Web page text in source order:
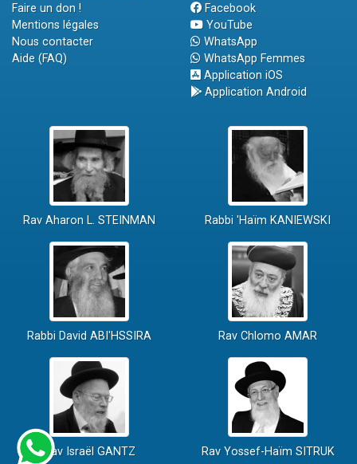
Faire un don !
Mentions légales
Nous contacter
Aide (FAQ)
Facebook
YouTube
WhatsApp
WhatsApp Femmes
Application iOS
Application Android
Rav Aharon L. STEINMAN Rabbi 'Haïm KANIEWSKI
Rabbi David ABI'HSSIRA Rav Chlomo AMAR
Rav Israël GANTZ Rav Yossef-Haïm SITRUK